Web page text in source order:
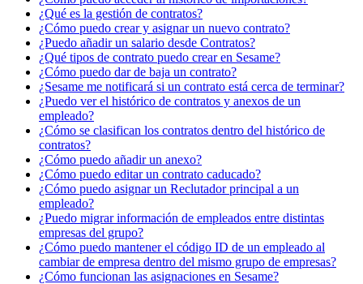
¿Qué es la gestión de contratos?
¿Cómo puedo crear y asignar un nuevo contrato?
¿Puedo añadir un salario desde Contratos?
¿Qué tipos de contrato puedo crear en Sesame?
¿Cómo puedo dar de baja un contrato?
¿Sesame me notificará si un contrato está cerca de terminar?
¿Puedo ver el histórico de contratos y anexos de un
empleado?
¿Cómo se clasifican los contratos dentro del histórico de
contratos?
¿Cómo puedo añadir un anexo?
¿Cómo puedo editar un contrato caducado?
¿Cómo puedo asignar un Reclutador principal a un
empleado?
¿Puedo migrar información de empleados entre distintas
empresas del grupo?
¿Cómo puedo mantener el código ID de un empleado al
cambiar de empresa dentro del mismo grupo de empresas?
¿Cómo funcionan las asignaciones en Sesame?